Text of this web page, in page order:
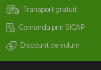
Transport gratuit
Comanda prin SICAP
Discount pe volum